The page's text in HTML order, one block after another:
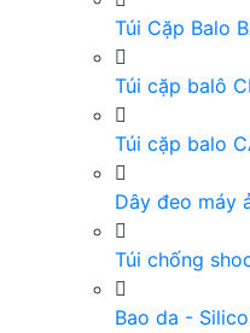
Túi Cặp Balo
Túi cặp balô
Túi cặp balo
Dây đeo máy
Túi chống
Bao da -